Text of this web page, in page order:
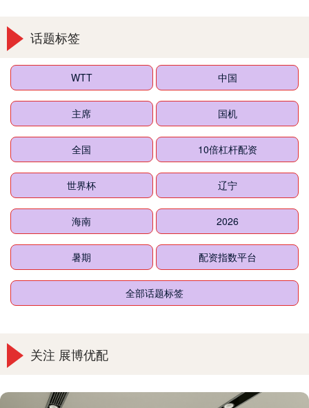
话题标签
WTT 中国
主席 国机
全国 10倍杠杆配资
世界杯 辽宁
海南 2026
暑期 配资指数平台
全部话题标签
关注 展博优配